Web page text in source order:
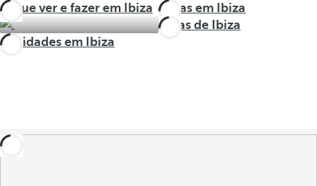
O que ver e fazer em Ibiza Rotas em Ibiza
Áreas de Ibiza
Atividades em Ibiza